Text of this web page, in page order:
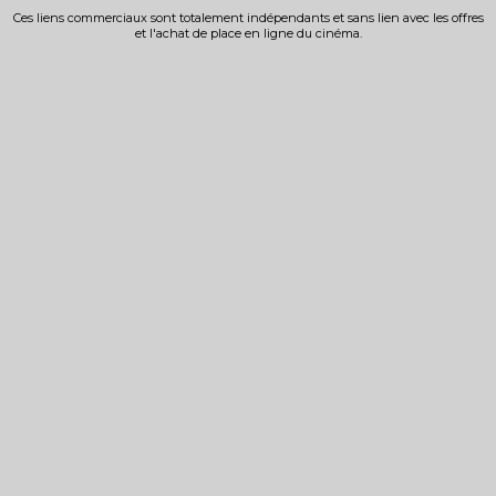
Ces liens commerciaux sont totalement indépendants et sans lien avec les offres
et l'achat de place en ligne du cinéma.